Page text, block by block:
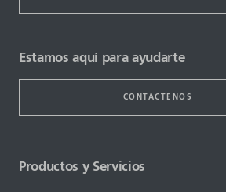
Estamos aquí para ayudarte
CONTÁCTENOS
Productos y Servicios